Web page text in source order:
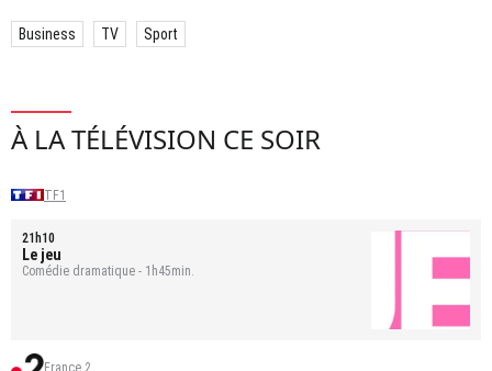
Business TV Sport
À LA TÉLÉVISION CE SOIR
TF1
21h10
Le jeu
Comédie dramatique - 1h45min.
France 2